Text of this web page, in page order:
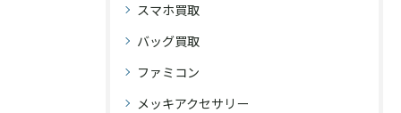
スマホ買取
バッグ買取
ファミコン
メッキアクセサリー